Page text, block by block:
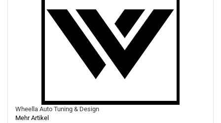
Wheella Auto Tuning & Design
Mehr Artikel